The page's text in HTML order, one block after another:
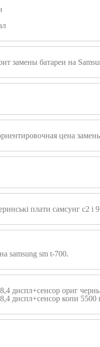
замены батареи на
цена
плати самсунг с2 і
samsung sm t-700.
диспл+сенсор ориг
диспл+сенсор копи 5500